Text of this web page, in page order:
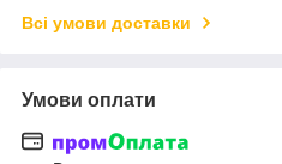
Всі умови доставки
Умови оплати